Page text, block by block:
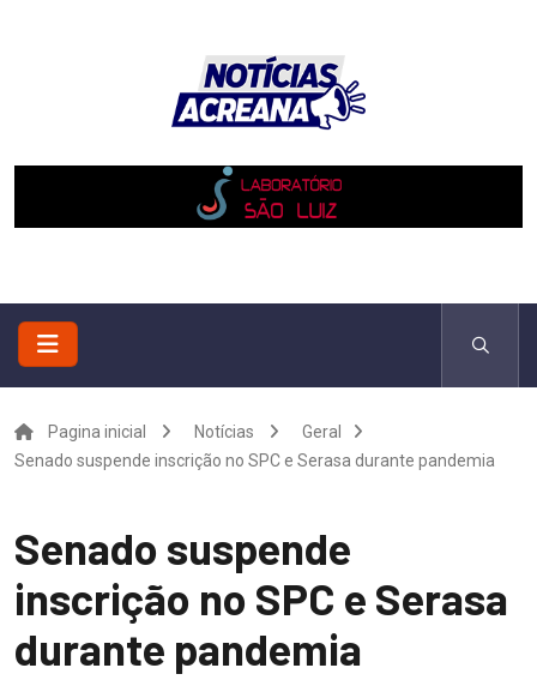
Pagina inicial Notícias
Geral
Senado suspende inscrição no SPC e Serasa durante pandemia
Senado suspende
inscrição no SPC e Serasa
durante pandemia